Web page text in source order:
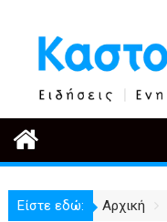
περιεχόμενο
Είστε εδώ: Αρχική